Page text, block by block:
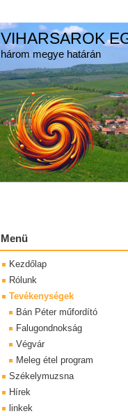
VIHARSAROK
három megye határán
Menü
Kezdőlap
Rólunk
Tevékenységek
Bán Péter műfordító
Falugondnokság
Végvár
Meleg étel program
Székelymuzsna
Hírek
linkek